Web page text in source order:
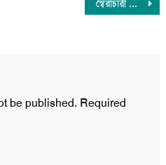
স্বৈরাচারী শাসনামলে পাচার হওয়া বিলিয়ন ডলার অর্থ দেশে ফিরিয়ে আনাই অগ্রাধিকার
be published. Required